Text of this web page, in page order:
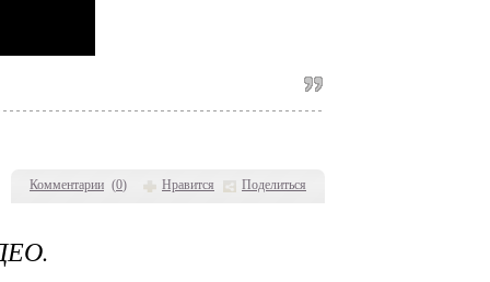
Комментарии (0) Нравится Поделиться